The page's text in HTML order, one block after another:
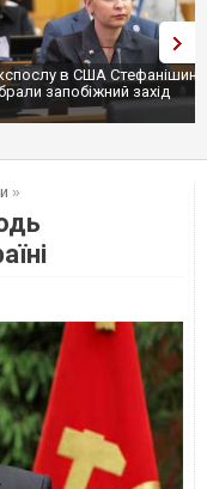
в США
запобіжний захід
»